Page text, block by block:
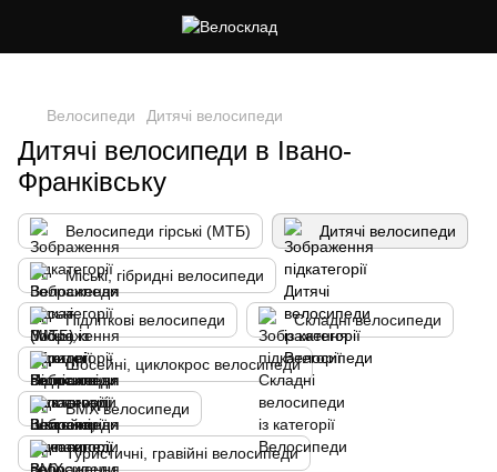
Велосипеди Дитячі велосипеди
Дитячі велосипеди в Івано-
Франківську
Велосипеди гірські (МТБ) Дитячі велосипеди
Міські, гібридні велосипеди
Підліткові велосипеди Складні велосипеди
Шосейні, циклокрос велосипеди
BMX велосипеди
Туристичні, гравійні велосипеди